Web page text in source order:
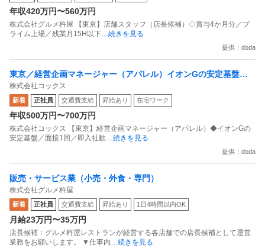
年収420万円〜560万円
株式会社グルメ杵屋 【東京】店舗スタッフ（店長候補）◇賞与4か月分／プ
ライム上場／残業月15H以下 …続きを見る
提供：doda
東京／経営企画マネージャー（アパレル）イオンGの安定基盤／
面接1回／即入社歓迎
株式会社コックス
新着 正社員 交通費支給 昇給あり 在宅ワーク
年収500万円〜700万円
株式会社コックス 【東京】経営企画マネージャー（アパレル）◆イオンGの
安定基盤／面接1回／即入社歓 …続きを見る
提供：doda
販売・サービス業（小売・外食・専門）
株式会社グルメ杵屋
新着 正社員 交通費支給 昇給あり 1日4時間以内OK
月給23万円〜35万円
店長候補：グルメ杵屋レストランが経営する各店舗での店長候補として運営
業務をお願いします。 ▼仕事内 …続きを見る